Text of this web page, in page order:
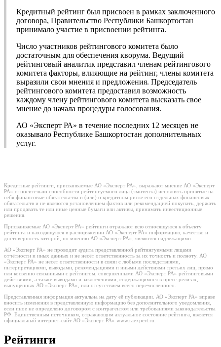
Кредитный рейтинг был присвоен в рамках заключенного
договора, Правительство Республики Башкортостан
принимало участие в присвоении рейтинга.
Число участников рейтингового комитета было
достаточным для обеспечения кворума. Ведущий
рейтинговый аналитик представил членам рейтингового
комитета факторы, влияющие на рейтинг, члены комитета
выразили свои мнения и предложения. Председатель
рейтингового комитета предоставил возможность
каждому члену рейтингового комитета высказать свое
мнение до начала процедуры голосования.
АО «Эксперт РА» в течение последних 12 месяцев не
оказывало Республике Башкортостан дополнительных
услуг.
Кредитные рейтинги, присваиваемые АО «Эксперт РА», выражают мнение АО «Эксперт
РА» относительно способности рейтингуемого лица (эмитента) исполнять принятые на
себя финансовые обязательства и (или) о кредитном риске его отдельных финансовых
обязательств и не являются установлением фактов или рекомендацией покупать, держать
или продавать те или иные ценные бумаги или активы, принимать инвестиционные
решения.
Присваиваемые АО «Эксперт РА» рейтинги отражают всю относящуюся к объекту
рейтинга и находящуюся в распоряжении АО «Эксперт РА» информацию, качество и
достоверность которой, по мнению АО «Эксперт РА», являются надлежащими.
АО «Эксперт РА» не проводит аудита представленной рейтингуемыми лицами
отчётности и иных данных и не несёт ответственность за их точность и полноту. АО
«Эксперт РА» не несет ответственности в связи с любыми последствиями,
интерпретациями, выводами, рекомендациями и иными действиями третьих лиц, прямо
или косвенно связанными с рейтингом, совершенными АО «Эксперт РА» рейтинговыми
действиями, а также выводами и заключениями, содержащимися в пресс-релизах,
выпущенных АО «Эксперт РА», или отсутствием всего перечисленного.
Представленная информация актуальна на дату её публикации. АО «Эксперт РА» вправе
вносить изменения в представленную информацию без дополнительного уведомления,
если иное не определено договором с контрагентом или требованиями законодательства
РФ. Единственным источником, отражающим актуальное состояние рейтинга, является
официальный интернет-сайт АО «Эксперт РА» www.raexpert.ru.
Рейтинги